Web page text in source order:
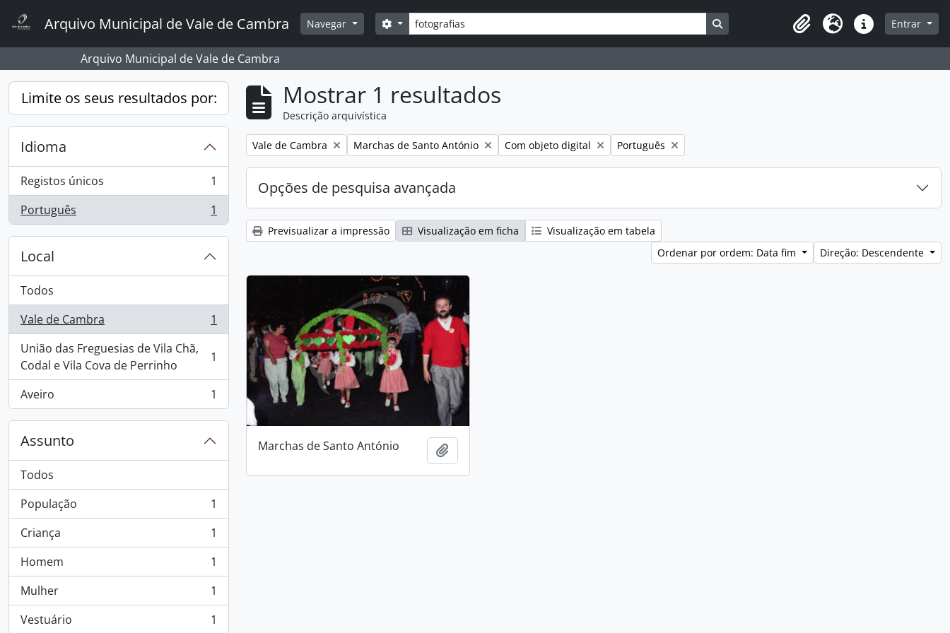
Arquivo Municipal de Vale de Cambra Navegar Pesquisar
Opções de busca Busque na página de navegação
Clipboard
Idioma Ligações rápidas
Entrar
Arquivo Municipal de Vale de Cambra
Limite os seus resultados por:
Idioma
Registos únicos
, 1 resultados
1
Português
, 1 resultados 1
Local
Todos
Vale de Cambra
, 1 resultados
1
União das Freguesias de Vila Chã,
Codal e Vila Cova de Perrinho
, 1 resultados 1
Aveiro
, 1 resultados 1
Assunto
Todos
População
, 1 resultados
1
Criança
, 1 resultados
1
Homem
, 1 resultados
1
Mulher
, 1 resultados
1
Vestuário
, 1 resultados 1
Mostrar 1 resultados
Descrição arquivística
Remover filtro:
Vale de Cambra Remover filtro:
Marchas de Santo António Remover filtro:
Com objeto digital Remover filtro:
Português
Opções de pesquisa avançada
Previsualizar a impressão Visualização em ficha
Visualização em tabela
Ordenar por ordem: Data fim
Direção: Descendente
Marchas de Santo António